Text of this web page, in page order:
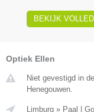
BEKIJK
Optiek Ellen
Niet gevestigd in
Henegouwen.
Limburg » Paal